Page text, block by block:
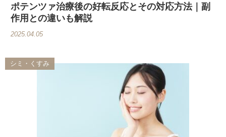
ポテンツァ治療後の好転反応とその対応方法｜副
作用との違いも解説
2025.04.05
シミ・くすみ